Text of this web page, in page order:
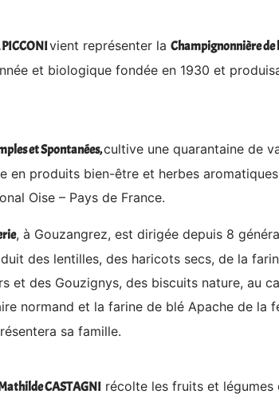
vient représenter la Champignonnière de
et biologique fondée en 1930 et
et Spontanées,cultive une quarantaine de
en produits bien-être et herbes
Oise – Pays de France.
, à Gouzangrez, est dirigée depuis 8
des lentilles, des haricots secs, de la
et des Gouzignys, des biscuits nature, au
normand et la farine de blé Apache de la
sa famille.
CASTAGNIrécolte les fruits et légumes